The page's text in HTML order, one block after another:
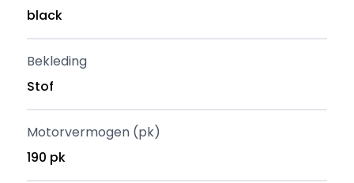
black
Bekleding
Stof
Motorvermogen (pk)
190 pk